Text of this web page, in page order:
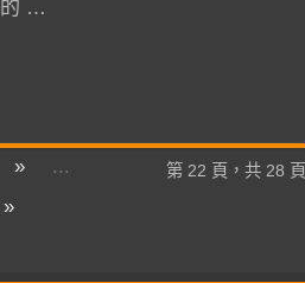
的 …
第 22 頁，共 28 頁
»
...